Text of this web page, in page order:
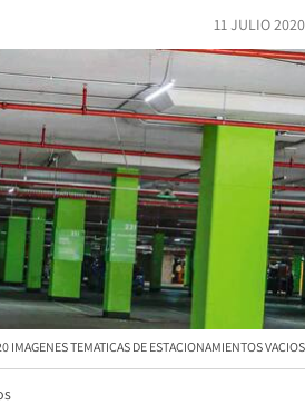
11 JULIO 2020
IMAGENES TEMATICAS DE ESTACIONAMIENTOS VACIOS